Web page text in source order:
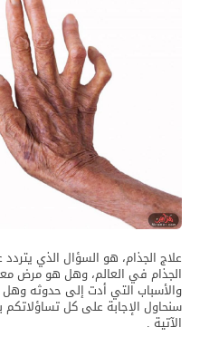
علاج الجذام، هو السؤال الذي
الجذام في العالم، وهل هو مرض
والأسباب التي أدت إلى حدوثه وهل
سنحاول الإجابة على كل
الآتية .